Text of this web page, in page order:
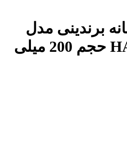
برندینی مدل
HALLOWEEN حجم 200 میلی